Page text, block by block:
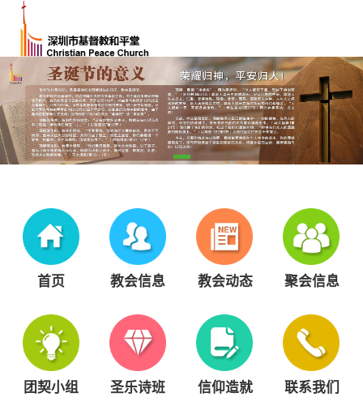
首页 教会信息 教会动态 聚会信息
团契小组 圣乐诗班 信仰造就 联系我们